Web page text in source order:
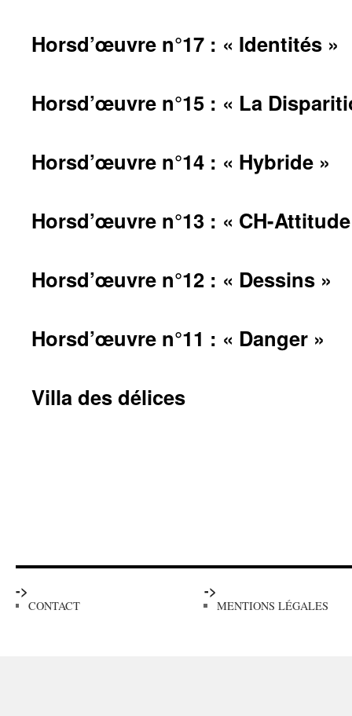
Horsd’œuvre n°17 : « Identités »
Horsd’œuvre n°15 : « La
Horsd’œuvre n°14 : « Hybride »
Horsd’œuvre n°13 : « CH-
Horsd’œuvre n°12 : « Dessins »
Horsd’œuvre n°11 : « Danger »
Villa des délices
->
CONTACT
->
MENTIONS LÉGALES